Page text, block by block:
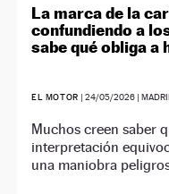
La marca de la
confundiendo a
sabe qué obliga a
EL MOTOR | 24/05/2026|
Muchos creen saber
interpretación
una maniobra